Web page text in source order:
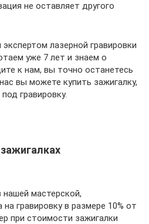
не оставляет другого
лазерной гравировки
уже 7 лет и знаем о
к нам, вы точно останетесь
вы можете купить зажигалку,
гравировку.
нашей мастерской,
гравировку в размере 10% от
при стоимости зажигалки